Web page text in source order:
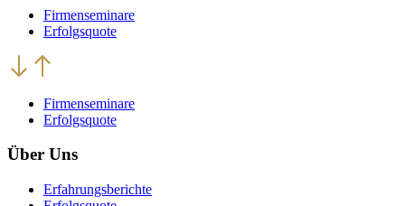
Firmenseminare
Erfolgsquote
Firmenseminare
Erfolgsquote
Über Uns
Erfahrungsberichte